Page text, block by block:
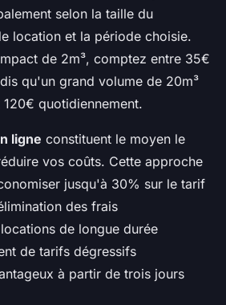
selon la taille du
location et la période choisie.
de 2m³, comptez entre 35€
qu'un grand volume de 20m³
quotidiennement.
ligne constituent le moyen le
vos coûts. Cette approche
jusqu'à 30% sur le tarif
des frais
de longue durée
de tarifs dégressifs
à partir de trois jours